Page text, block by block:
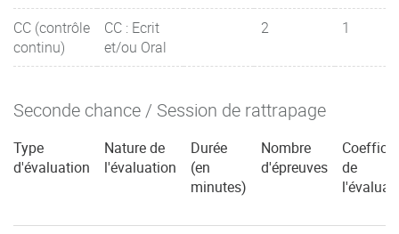
CC (contrôle
continu)
CC : Ecrit
et/ou Oral
2 1
Seconde chance / Session de rattrapage
Type
d'évaluation
Nature de
l'évaluation
Durée
(en
minutes)
Nombre
d'épreuves
de